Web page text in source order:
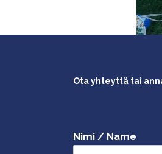
Ota yhteyttä tai
Nimi / Name